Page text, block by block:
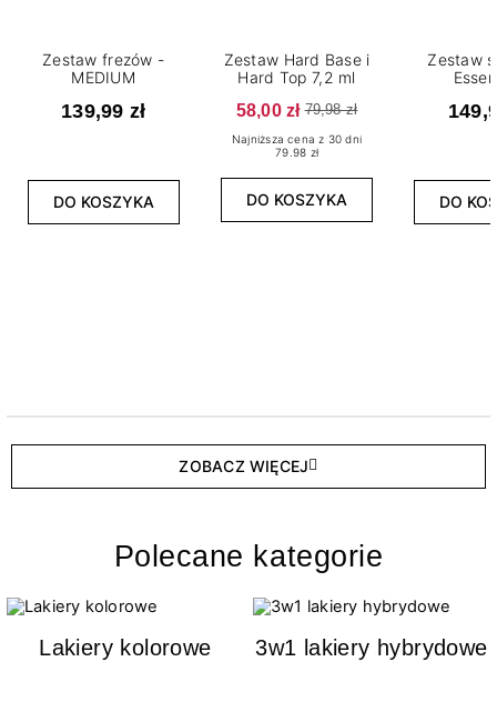
Zestaw frezów -
MEDIUM
139,99 zł
DO KOSZYKA
Zestaw Hard Base i
Hard Top 7,2 ml
58,00 zł 79,98 zł
Najniższa cena z 30 dni
79.98 zł
DO KOSZYKA
Zestaw
DO
ZOBACZ WIĘCEJ
Polecane kategorie
Lakiery kolorowe 3w1 lakiery hybrydowe